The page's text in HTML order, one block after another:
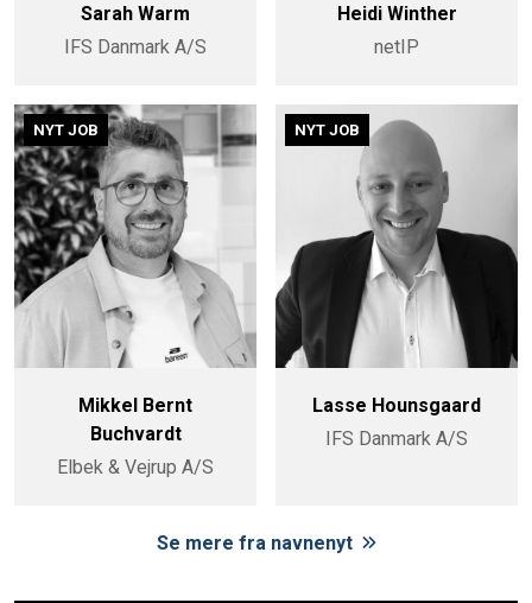
Sarah Warm
IFS Danmark A/S
Heidi Winther
netIP
NYT JOB
Mikkel Bernt
Buchvardt
Elbek & Vejrup A/S
NYT JOB
Lasse Hounsgaard
IFS Danmark A/S
Se mere fra navnenyt